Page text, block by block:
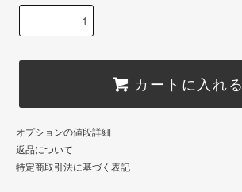
カートに入れる
オプションの値段詳細
返品について
特定商取引法に基づく表記